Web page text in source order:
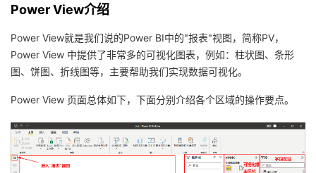
发
者
我
的
我
Power View介绍
Power View就是我们说的Power BI中的"报表"视图，简称PV，
Power View 中提供了非常多的可视化图表，例如：柱状图、条形
图、饼图、折线图等，主要帮助我们实现数据可视化。
Power View 页面总体如下，下面分别介绍各个区域的操作要点。